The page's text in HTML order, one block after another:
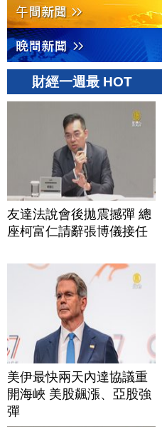
財經一週最 HOT
友達法說會後拋震撼彈 總
座柯富仁請辭張博儀接任
美伊最快兩天內達協議重
開海峽 美股飆漲、亞股強
彈